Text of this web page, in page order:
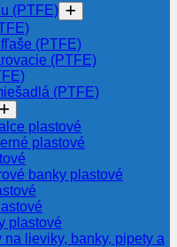
(PTFE)
(PTFE)
(PTFE)
(PTFE)
plastové
plastové
banky plastové
plastové
lieviky, banky, pipety a